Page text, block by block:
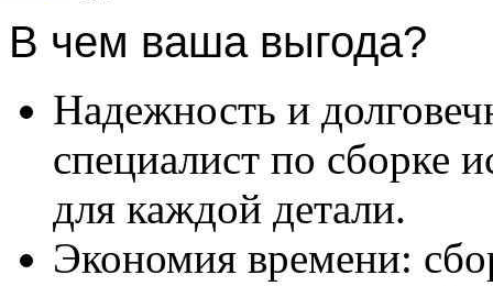
В чем ваша выгода?
Надежность и
специалист по сборке
для каждой детали.
Экономия времени: